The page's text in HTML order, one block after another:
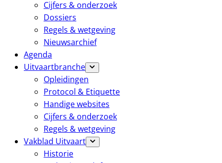
Cijfers & onderzoek
Dossiers
Regels & wetgeving
Nieuwsarchief
Agenda
Uitvaartbranche
Opleidingen
Protocol & Etiquette
Handige websites
Cijfers & onderzoek
Regels & wetgeving
Vakblad Uitvaart
Historie